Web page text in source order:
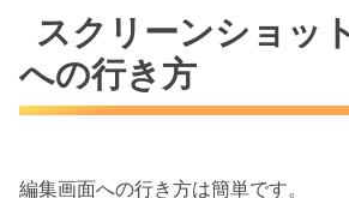
スクリーンショッ
への行き方
編集画面への行き方は簡単です。